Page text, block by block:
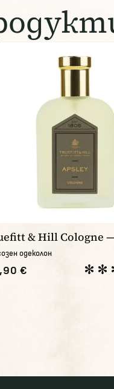
& Hill Cologne
одеколон
€